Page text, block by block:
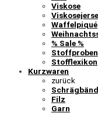
Viskose
Waffelpiqué
% Sale %
Stoffproben
Stofflexikon
Kurzwaren
zurück
Filz
Garn